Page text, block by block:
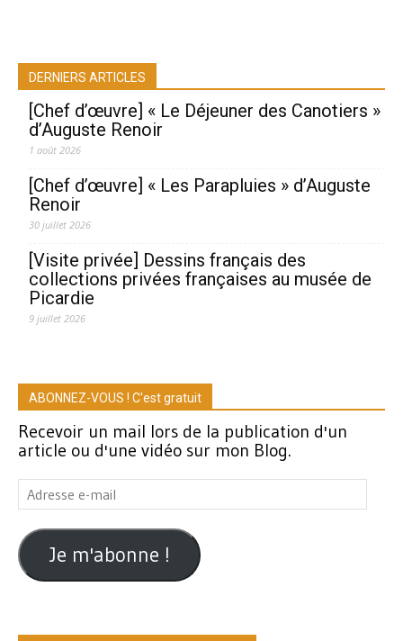
DERNIERS ARTICLES
[Chef d’œuvre] « Le Déjeuner des Canotiers »
d’Auguste Renoir
1 août 2026
[Chef d’œuvre] « Les Parapluies » d’Auguste
Renoir
30 juillet 2026
[Visite privée] Dessins français des
collections privées françaises au musée de
Picardie
9 juillet 2026
ABONNEZ-VOUS ! C'est gratuit
Recevoir un mail lors de la publication d'un
article ou d'une vidéo sur mon Blog.
Adresse
e-
mail
Je m'abonne !